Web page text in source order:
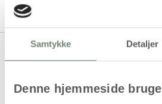
Samtykke Detaljer
Denne hjemmeside
Mini DIY Kit
ass. farver, 1
1 stk á 69,94 kr.